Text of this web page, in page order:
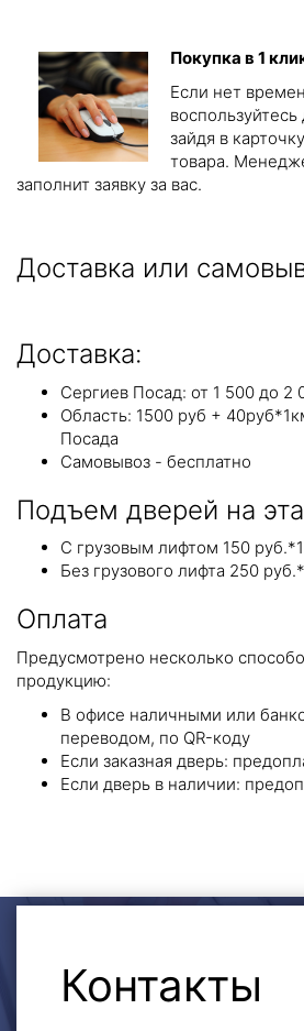
Покупка в 1
Если нет
зайдя в
товара.
заполнит заявку за вас.
Доставка или
Доставка:
Сергиев Посад: от 1 500 до 2
Область: 1500 руб +
Посада
Самовывоз - бесплатно
Подъем дверей на
С грузовым лифтом 150
Без грузового лифта 250
Оплата
Предусмотрено несколько
продукцию:
В офисе наличными или
переводом, по QR-коду
Если заказная дверь:
Если дверь в наличии:
ОСТАВИТЬ
Контакты